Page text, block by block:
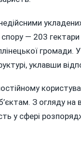
— 203
уклавши
З огляду на
у сфері